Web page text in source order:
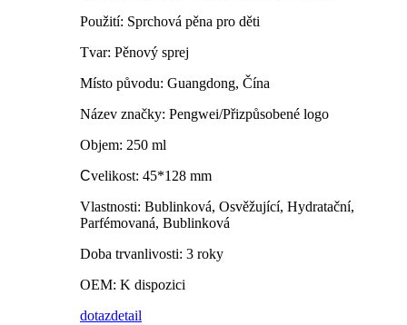
Použití: Sprchová pěna pro děti
Tvar: Pěnový sprej
Místo původu: Guangdong, Čína
Název značky: Pengwei/Přizpůsobené logo
Objem: 250 ml
Cvelikost: 45*128 mm
Vlastnosti: Bublinková, Osvěžující, Hydratační,
Parfémovaná, Bublinková
Doba trvanlivosti: 3 roky
OEM: K dispozici
dotazdetail